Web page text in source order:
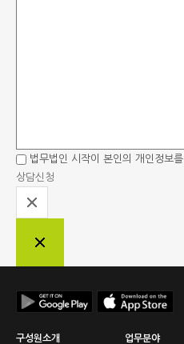
법무법인 시작이 본인의 개인정보를
상담신청
구성원소개 업무분야